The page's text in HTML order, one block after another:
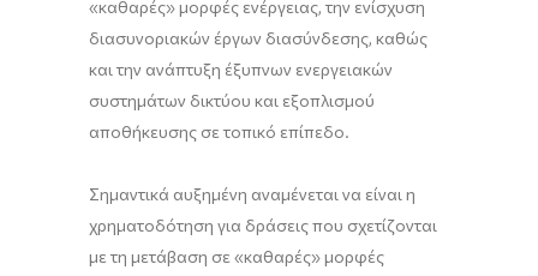
«καθαρές» μορφές ενέργειας, την ενίσχυση
διασυνοριακών έργων διασύνδεσης, καθώς
και την ανάπτυξη έξυπνων ενεργειακών
συστημάτων δικτύου και εξοπλισμού
αποθήκευσης σε τοπικό επίπεδο.
Σημαντικά αυξημένη αναμένεται να είναι η
χρηματοδότηση για δράσεις που σχετίζονται
με τη μετάβαση σε «καθαρές» μορφές